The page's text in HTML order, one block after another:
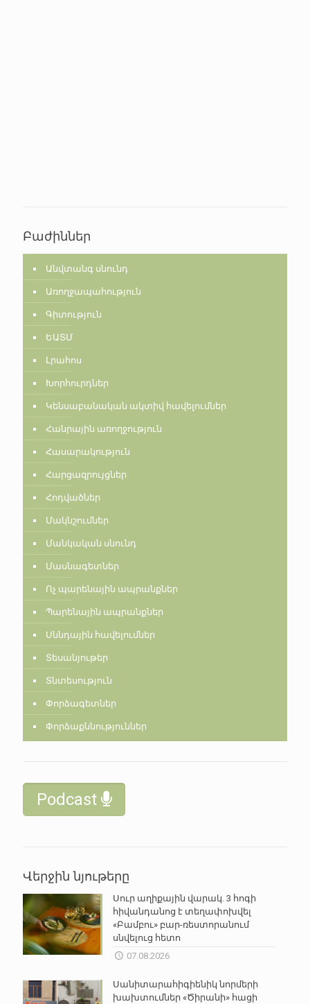
Բաժիններ
Անվտանգ սնունդ
Առողջապահություն
Գիտություն
ԵԱՏՄ
Լրահոս
Խորհուրդներ
Կենսաբանական ակտիվ հավելումներ
Հանրային առողջություն
Հասարակություն
Հարցազրույցներ
Հոդվածներ
Մակնշումներ
Մանկական սնունդ
Մասնագետներ
Ոչ պարենային ապրանքներ
Պարենային ապրանքներ
Սննդային հավելումներ
Տեսանյութեր
Տնտեսություն
Փորձագետներ
Փորձաքննություններ
Podcast
Վերջին նյութերը
Սուր աղիքային վարակ. 3 հոգի
հիվանդանոց է տեղափոխվել
«Բամբու» բար-ռեստորանում
սնվելուց հետո
07.08.2026
Սանիտարահիգիենիկ նորմերի
խախտումներ «Ծիրանի» հացի